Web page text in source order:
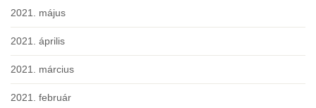
2021. május
2021. április
2021. március
2021. február